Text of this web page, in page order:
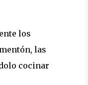
los
las
cocinar